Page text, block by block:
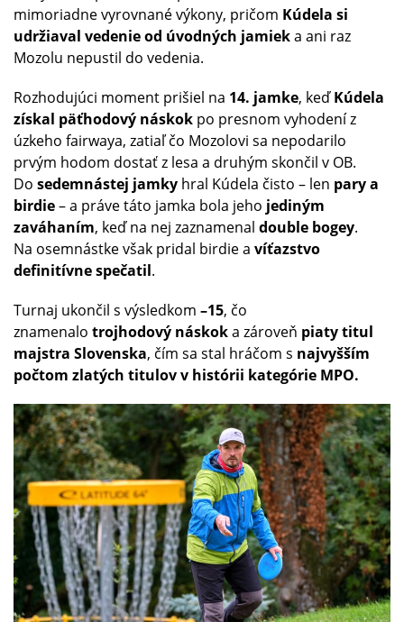
mimoriadne vyrovnané výkony, pričom Kúdela si
udržiaval vedenie od úvodných jamieka ani raz
Mozolu nepustil do vedenia.
Rozhodujúci moment prišiel na 14. jamke, keďKúdela
získal päťhodový náskok po presnom vyhodení z
úzkeho fairwaya, zatiaľ čo Mozolovi sa nepodarilo
prvým hodom dostať z lesa a druhým skončil v OB.
Do sedemnástej jamky hral Kúdela čisto – len pary a
birdie– a práve táto jamka bola jeho jediným
zaváhaním, keď na nej zaznamenal double bogey.
Na osemnástke však pridal birdie a víťazstvo
definitívne spečatil.
Turnaj ukončil s výsledkom –15, čo
znamenalo trojhodový náskoka zároveň piaty titul
majstra Slovenska, čím sa stal hráčom s najvyšším
počtom zlatých titulov v histórii kategórie MPO.